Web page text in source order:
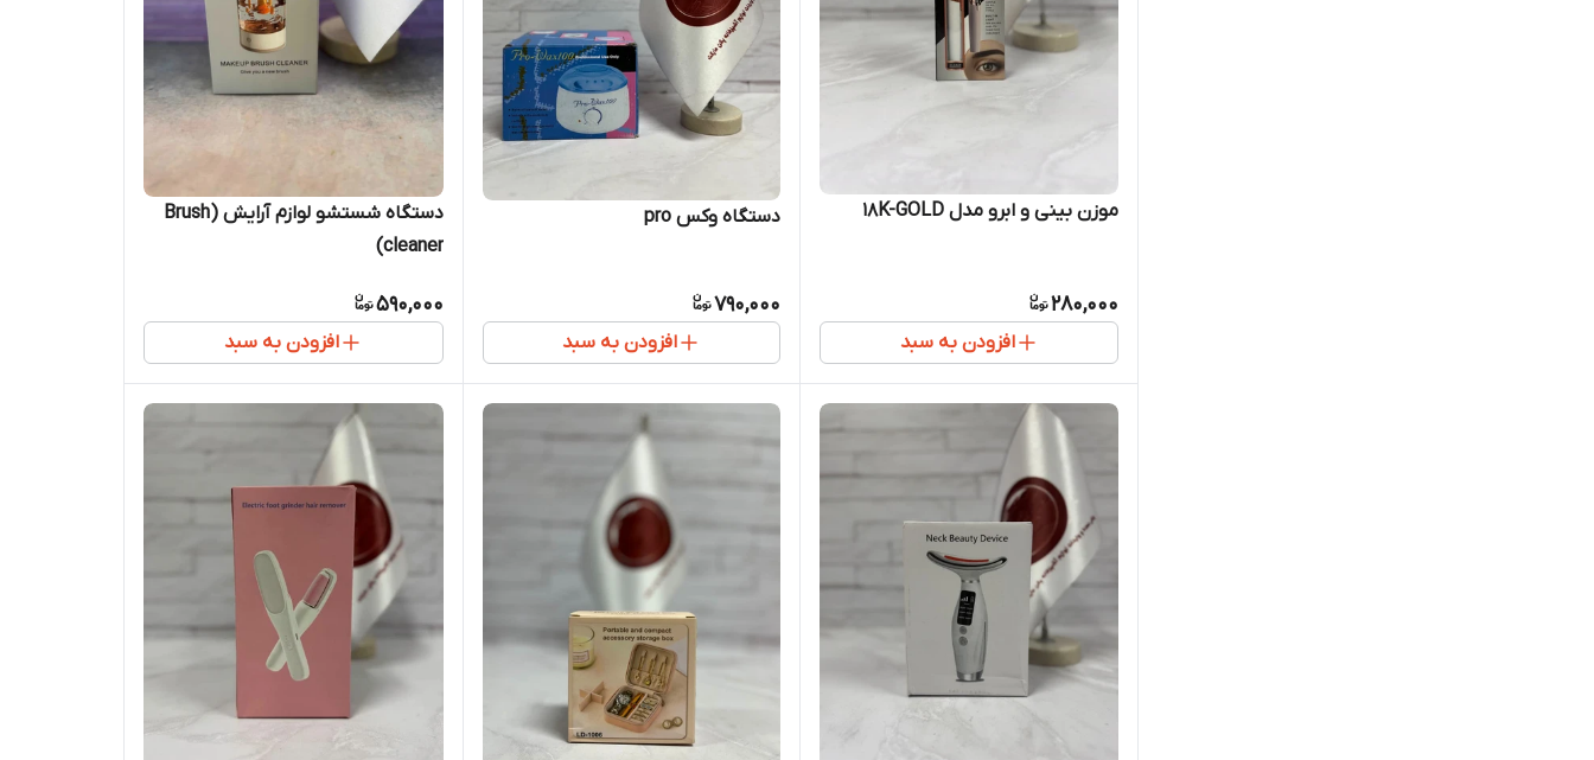
موزن بینی و ابرو مدل 18K-GOLD
280,000
افزودن به سبد
دستگاه وکس pro
790,000
افزودن به سبد
دستگاه شستشو لوازم آرایش (Brush
cleaner)
590,000
افزودن به سبد